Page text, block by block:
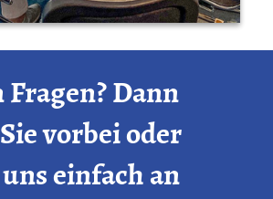
Fragen? Dann
vorbei oder
einfach an